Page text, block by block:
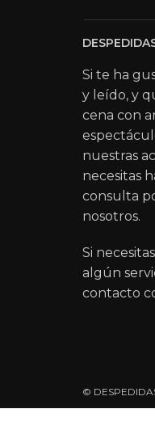
Si te ha
y leído, y
cena con
nuestras
necesitas
consulta
nosotros.
Si
algún
contacto
©